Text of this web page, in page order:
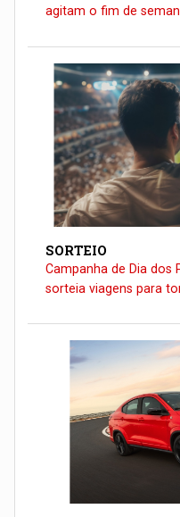
agitam o fim de
SORTEIO
Campanha de Dia dos
sorteia viagens para